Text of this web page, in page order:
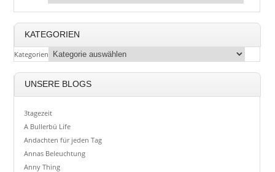
KATEGORIEN
Kategorien
UNSERE BLOGS
3tagezeit
A Bullerbü Life
Andachten für jeden Tag
Annas Beleuchtung
Anny Thing